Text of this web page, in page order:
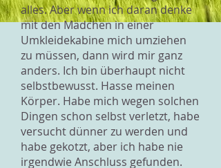
alles. Aber wenn ich daran denke
mit den Mädchen in einer
Umkleidekabine mich umziehen
zu müssen, dann wird mir ganz
anders. Ich bin überhaupt nicht
selbstbewusst. Hasse meinen
Körper. Habe mich wegen solchen
Dingen schon selbst verletzt, habe
versucht dünner zu werden und
habe gekotzt, aber ich habe nie
irgendwie Anschluss gefunden.